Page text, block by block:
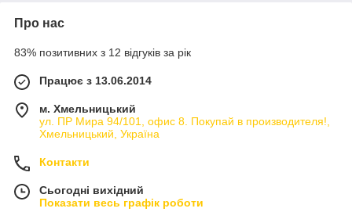
Про нас
83% позитивних з 12 відгуків за рік
Працює з 13.06.2014
м. Хмельницький
ул. ПР Мира 94/101, офис 8. Покупай в производителя!,
Хмельницький, Україна
Контакти
Сьогодні вихідний
Показати весь графік роботи